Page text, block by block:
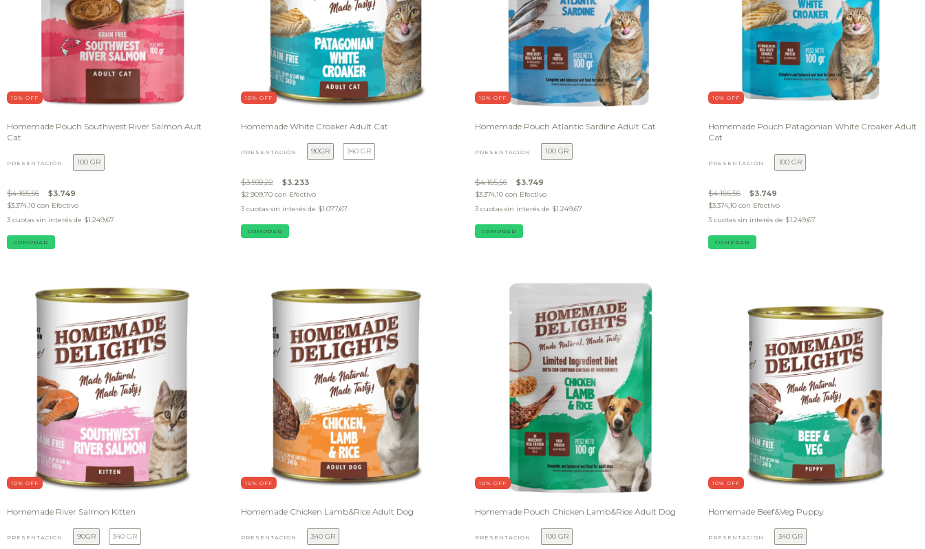
10% OFF
Homemade Pouch Southwest River Salmon Ault
Cat
PRESENTACIÓN 100 GR
$4.165,56 $3.749
$3.374,10 con Efectivo
3 cuotas sin interés de $1.249,67
COMPRAR
10% OFF
Homemade White Croaker Adult Cat
PRESENTACIÓN 90GR 340 GR
$3.592,22 $3.233
$2.909,70 con Efectivo
3 cuotas sin interés de $1.077,67
COMPRAR
10% OFF
Homemade Pouch Atlantic Sardine Adult Cat
PRESENTACIÓN 100 GR
$4.165,56 $3.749
$3.374,10 con Efectivo
3 cuotas sin interés de $1.249,67
COMPRAR
10% OFF
Homemade Pouch Patagonian White Croaker Adult
Cat
PRESENTACIÓN 100 GR
$4.165,56 $3.749
$3.374,10con Efectivo
3 cuotas sin interés de $1.249,67
COMPRAR
10% OFF
Homemade River Salmon Kitten
PRESENTACIÓN 90GR 340 GR
10% OFF
Homemade Chicken Lamb&Rice Adult Dog
PRESENTACIÓN 340 GR
10% OFF
Homemade Pouch Chicken Lamb&Rice Adult Dog
PRESENTACIÓN 100 GR
10% OFF
Homemade Beef&Veg Puppy
PRESENTACIÓN 340 GR